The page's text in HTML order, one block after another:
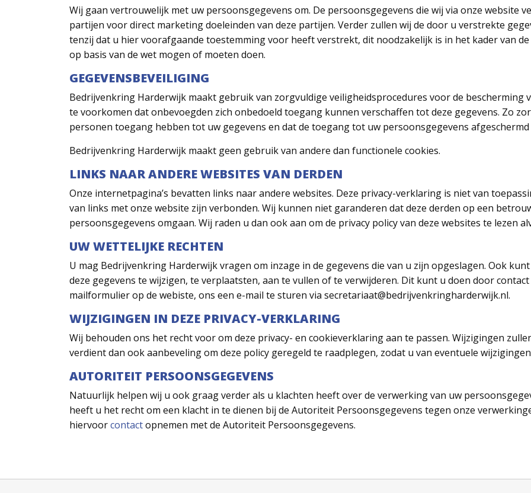
Wij gaan vertrouwelijk met uw persoonsgegevens om. De persoonsgegevens die wij via onze website
partijen voor direct marketing doeleinden van deze partijen. Verder zullen wij de door u verstrekte
tenzij dat u hier voorafgaande toestemming voor heeft verstrekt, dit noodzakelijk is in het kader van
op basis van de wet mogen of moeten doen.
GEGEVENSBEVEILIGING
Bedrijvenkring Harderwijk maakt gebruik van zorgvuldige veiligheidsprocedures voor de bescherming
te voorkomen dat onbevoegden zich onbedoeld toegang kunnen verschaffen tot deze gegevens. Zo
personen toegang hebben tot uw gegevens en dat de toegang tot uw persoonsgegevens afgeschermd
Bedrijvenkring Harderwijk maakt geen gebruik van andere dan functionele cookies.
LINKS NAAR ANDERE WEBSITES VAN DERDEN
Onze internetpagina’s bevatten links naar andere websites. Deze privacy-verklaring is niet van
van links met onze website zijn verbonden. Wij kunnen niet garanderen dat deze derden op een
persoonsgegevens omgaan. Wij raden u dan ook aan om de privacy policy van deze websites te lezen
UW WETTELIJKE RECHTEN
U mag Bedrijvenkring Harderwijk vragen om inzage in de gegevens die van u zijn opgeslagen. Ook
deze gegevens te wijzigen, te verplaatsten, aan te vullen of te verwijderen. Dit kunt u doen door
mailformulier op de webiste, ons een e-mail te sturen via secretariaat@bedrijvenkringharderwijk.nl.
WIJZIGINGEN IN DEZE PRIVACY-VERKLARING
Wij behouden ons het recht voor om deze privacy- en cookieverklaring aan te passen. Wijzigingen
verdient dan ook aanbeveling om deze policy geregeld te raadplegen, zodat u van eventuele
AUTORITEIT PERSOONSGEGEVENS
Natuurlijk helpen wij u ook graag verder als u klachten heeft over de verwerking van uw
heeft u het recht om een klacht in te dienen bij de Autoriteit Persoonsgegevens tegen onze
hiervoorcontactopnemen met de Autoriteit Persoonsgegevens.